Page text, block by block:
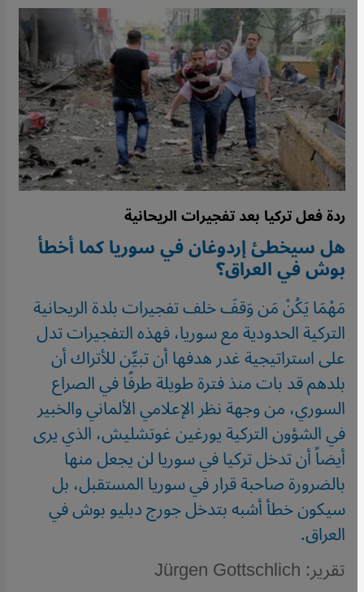
ردة فعل تركيا بعد تفجيرات الريحانية
هل سيخطئ إردوغان في سوريا كما أخطأ
بوش في العراق؟
مَهْمَا يَكُنْ مَن وَقفَ خلف تفجيرات بلدة الريحانية
التركية الحدودية مع سوريا، فهذه التفجيرات تدل
على استراتيجية غدر هدفها أن تبيِّن للأتراك أن
بلدهم قد بات منذ فترة طويلة طرفًا في الصراع
السوري، من وجهة نظر الإعلامي الألماني والخبير
في الشؤون التركية يورغين غوتشليش، الذي يرى
أيضاً أن تدخل تركيا في سوريا لن يجعل منها
بالضرورة صاحبة قرار في سوريا المستقبل، بل
سيكون خطأ أشبه بتدخل جورج دبليو بوش في
العراق.
تقرير: Jürgen Gottschlich